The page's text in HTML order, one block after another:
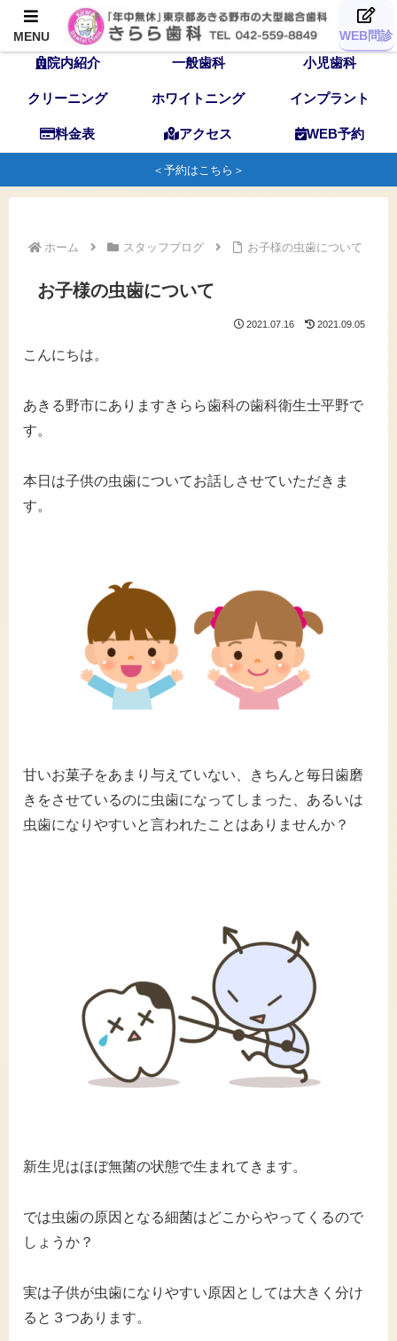
TOP 歯科医師 スタッフ
院内紹介 一般歯科 小児歯科
クリーニング ホワイトニング インプラント
料金表 アクセス WEB予約
＜予約はこちら＞
ホーム スタッフブログ お子様の虫歯について
お子様の虫歯について
2021.07.16 2021.09.05
こんにちは。
あきる野市にありますきらら歯科の歯科衛生士平野で
す。
本日は子供の虫歯についてお話しさせていただきま
す。
甘いお菓子をあまり与えていない、きちんと毎日歯磨
きをさせているのに虫歯になってしまった、あるいは
虫歯になりやすいと言われたことはありませんか？
新生児はほぼ無菌の状態で生まれてきます。
では虫歯の原因となる細菌はどこからやってくるので
しょうか？
実は子供が虫歯になりやすい原因としては大きく分け
ると３つあります。
MENU WEB問診